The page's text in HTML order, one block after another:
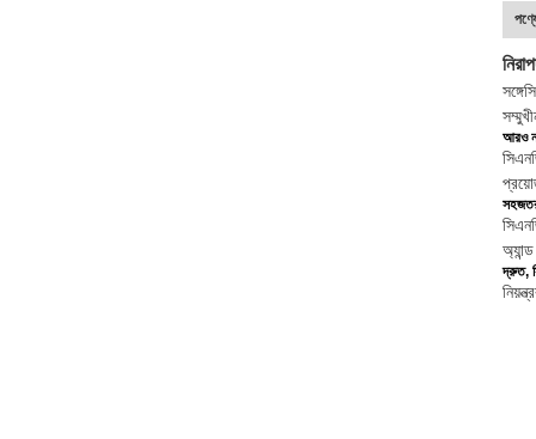
সঙ্গে
আরও
দ্রুত,